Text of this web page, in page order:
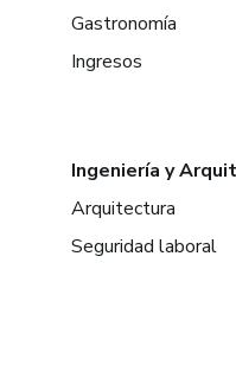
Gastronomía
Ingresos
Ingeniería y
Arquitectura
Seguridad laboral